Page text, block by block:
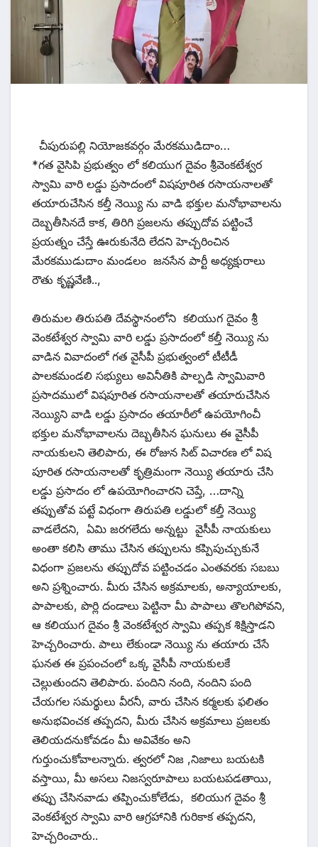
చీపురుపల్లి నియోజకవర్గం మేరకముడిదాం…
*గత వైసిపి ప్రభుత్వం లో కలియుగ దైవం శ్రీవెంకటేశ్వర
స్వామి వారి లడ్డు ప్రసాదంలో విషపూరిత రసాయనాలతో
తయారుచేసిన కల్తీ నెయ్యి ను వాడి భక్తుల మనోభావాలను
దెబ్బతీసినదే కాక, తిరిగి ప్రజలను తప్పుదోవ పట్టించే
ప్రయత్నం చేస్తే ఊరుకునేది లేదని హెచ్చరించిన
మేరకముడుదాం మండలం జనసేన పార్టీ అధ్యక్షురాలు
రౌతు కృష్ణవేణి..,
తిరుమల తిరుపతి దేవస్థానంలోని కలియుగ దైవం శ్రీ
వెంకటేశ్వర స్వామి వారి లడ్డు ప్రసాదంలో కల్తీ నెయ్యి ను
వాడిన వివాదంలో గత వైసీపీ ప్రభుత్వంలో టీటీడీ
పాలకమండలి సభ్యులు అవినీతికి పాల్పడి స్వామివారి
ప్రసాదములో విషపూరిత రసాయనాలతో తయారుచేసిన
నెయ్యిని వాడి లడ్డు ప్రసాదం తయారీలో ఉపయోగించీ
భక్తుల మనోభావాలను దెబ్బతీసిన ఘనులు ఈ వైసీపీ
నాయకులని తెలిపారు, ఈ రోజున సిట్ విచారణ లో విష
పూరిత రసాయనాలతో కృత్రిమంగా నెయ్యి తయారు చేసి
లడ్డు ప్రసాదం లో ఉపయోగించారని చెప్తే, …దాన్ని
తప్పుతోవ పట్టే విధంగా తిరుపతి లడ్డులో కల్తీ నెయ్యి
వాడలేదని, ఏమి జరగలేదు అన్నట్టు వైసీపీ నాయకులు
అంతా కలిసి తాము చేసిన తప్పులను కప్పిపుచ్చుకునే
విధంగా ప్రజలను తప్పుదోవ పట్టించడం ఎంతవరకు సబబు
అని ప్రశ్నించారు. మీరు చేసిన అక్రమాలకు, అన్యాయాలకు,
పాపాలకు, పొర్లి దండాలు పెట్టినా మీ పాపాలు తొలగిపోవని,
ఆ కలియుగ దైవం శ్రీ వెంకటేశ్వర స్వామి తప్పక శిక్షిస్తాడని
హెచ్చరించారు. పాలు లేకుండా నెయ్యి ను తయారు చేసే
ఘనత ఈ ప్రపంచంలో ఒక్క వైసీపీ నాయకులకే
చెల్లుతుందని తెలిపారు. పందిని నంది, నందిని పంది
చేయగల సమర్థులు వీరనీ, వారు చేసిన కర్మలకు ఫలితం
అనుభవించక తప్పదని, మీరు చేసిన అక్రమాలు ప్రజలకు
తెలియదనుకోవడం మీ అవివేకం అని
గుర్తుంచుకోవాలన్నారు. త్వరలో నిజ ,నిజాలు బయటకి
వస్తాయి, మీ అసలు నిజస్వరూపాలు బయటపడతాయి,
తప్పు చేసినవాడు తప్పించుకోలేడు, కలియుగ దైవం శ్రీ
వెంకటేశ్వర స్వామి వారి ఆగ్రహానికి గురికాక తప్పదని,
హెచ్చరించారు..